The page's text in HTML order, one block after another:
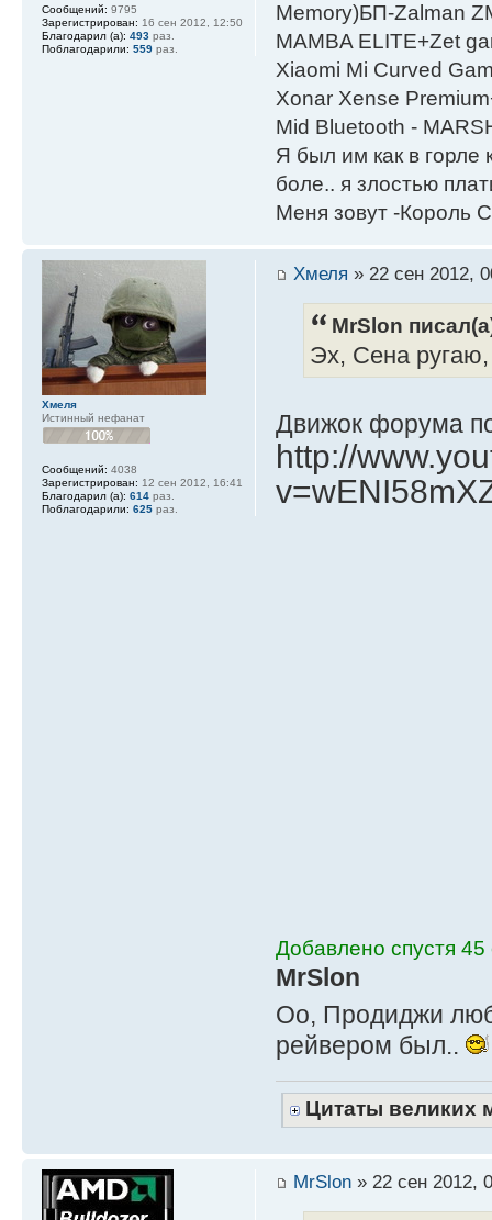
Мemory)БП-Zalman
MAMBA ELITE+Zet
Xiaomi Mi Curved
Xonar Xense
Mid Bluetooth -
Я был им как в горле
боле.. я злостью
Меня зовут -Король
Сообщений: 9795
Зарегистрирован: 16 сен 2012, 12:50
Благодарил (а): 493 раз.
Поблагодарили: 559 раз.
Хмеля » 22 сен 2012,
MrSlon
Эх, Сена ругаю,
Движок форума
http://
Добавлено спустя 45
MrSlon
Оо, Продиджи
рейвером был..
Цитаты великих
Хмеля
Истинный нефанат
Сообщений: 4038
Зарегистрирован: 12 сен 2012, 16:41
Благодарил (а): 614 раз.
Поблагодарили: 625 раз.
MrSlon» 22 сен 2012,